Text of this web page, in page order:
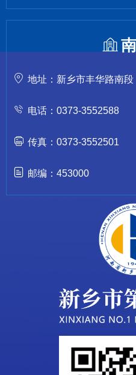
地址：新乡市丰华路南段
电话：0373-3552588
传真：0373-3552501
邮编：453000